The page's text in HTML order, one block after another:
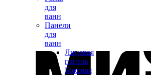
для
ванн
Панели
для
ванн
Лицевая
панель
Боковая